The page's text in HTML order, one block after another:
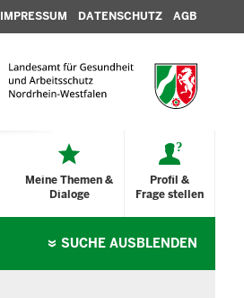
IMPRESSUM DATENSCHUTZ AGB
Profil &
Frage stellen
Meine Themen &
Dialoge
SUCHE AUSBLENDEN